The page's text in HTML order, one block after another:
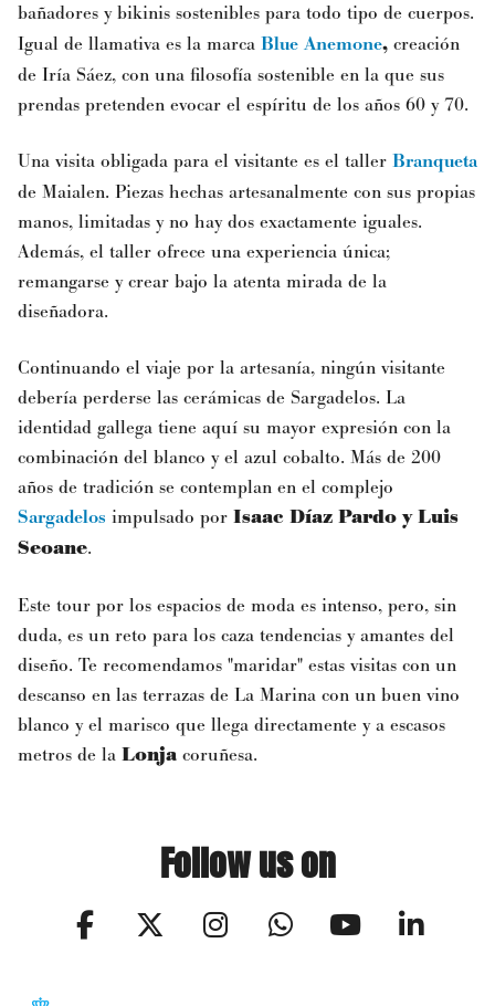
bañadores y bikinis sostenibles para todo tipo de cuerpos.
Igual de llamativa es la marca Blue Anemone, creación
de Iría Sáez, con una filosofía sostenible en la que sus
prendas pretenden evocar el espíritu de los años 60 y 70.
Una visita obligada para el visitante es el taller Branqueta
de Maialen. Piezas hechas artesanalmente con sus propias
manos, limitadas y no hay dos exactamente iguales.
Además, el taller ofrece una experiencia única;
remangarse y crear bajo la atenta mirada de la
diseñadora.
Continuando el viaje por la artesanía, ningún visitante
debería perderse las cerámicas de Sargadelos. La
identidad gallega tiene aquí su mayor expresión con la
combinación del blanco y el azul cobalto. Más de 200
años de tradición se contemplan en el complejo
Sargadelos impulsado por Isaac Díaz Pardo y Luis
Seoane.
Este tour por los espacios de moda es intenso, pero, sin
duda, es un reto para los caza tendencias y amantes del
diseño. Te recomendamos "maridar" estas visitas con un
descanso en las terrazas de La Marina con un buen vino
blanco y el marisco que llega directamente y a escasos
metros de la Lonja coruñesa.
Follow us on